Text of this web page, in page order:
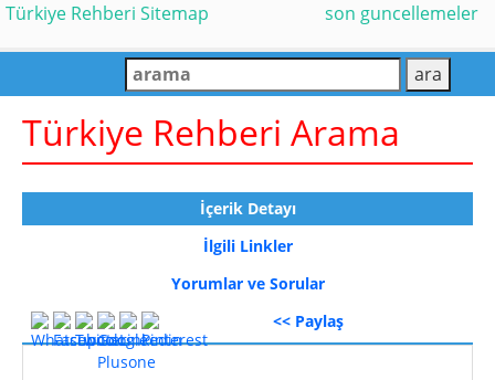
Türkiye Rehberi Sitemap son guncellemeler
Türkiye Rehberi Arama
İçerik Detayı
İlgili Linkler
Yorumlar ve Sorular
<< Paylaş